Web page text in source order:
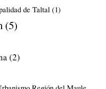
de Taltal (1)
(5)
(2)